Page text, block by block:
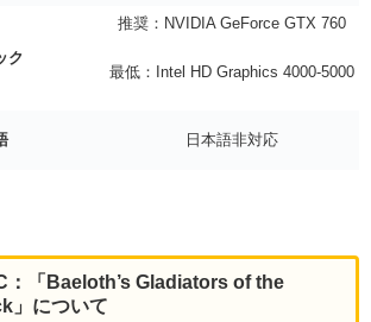
ク
推奨：NVIDIA GeForce GTX 760
最低：Intel HD Graphics 4000-5000
日本語非対応
：「Baeloth’s Gladiators of the
」について